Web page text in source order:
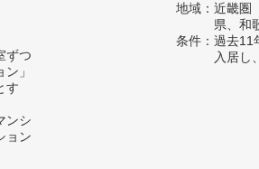
ずつ
」
す
ンシ
ョン
地域：近畿圏
県、和
条件：過去11
入居し